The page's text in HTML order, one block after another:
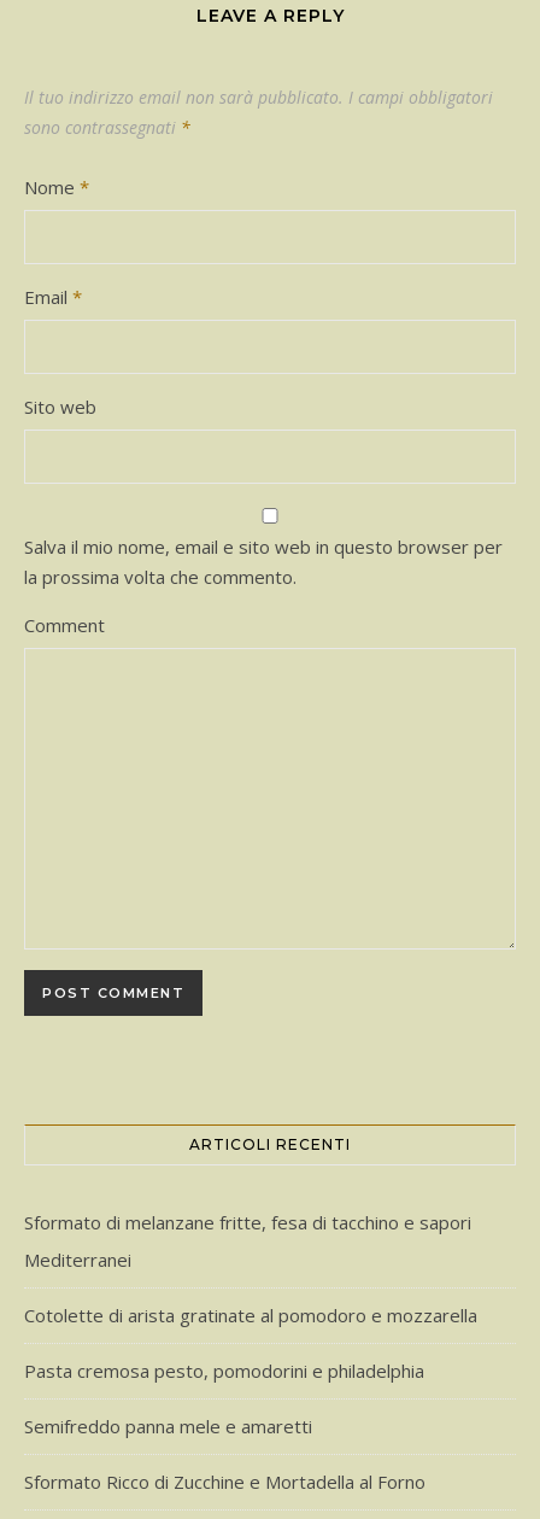
LEAVE A REPLY
Il tuo indirizzo email non sarà pubblicato. I campi obbligatori
sono contrassegnati *
Nome *
Email *
Sito web
Salva il mio nome, email e sito web in questo browser per
la prossima volta che commento.
Comment
ARTICOLI RECENTI
Sformato di melanzane fritte, fesa di tacchino e sapori
Mediterranei
Cotolette di arista gratinate al pomodoro e mozzarella
Pasta cremosa pesto, pomodorini e philadelphia
Semifreddo panna mele e amaretti
Sformato Ricco di Zucchine e Mortadella al Forno